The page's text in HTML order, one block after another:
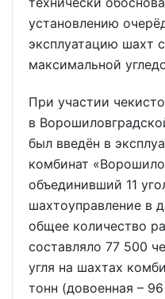
установлению
эксплуатацию шахт
максимальной
При участии
в
был введён в
комбинат
объединивший 11
шахтоуправление в
общее количество
составляло 77 500
угля на шахтах
тонн (довоенная –